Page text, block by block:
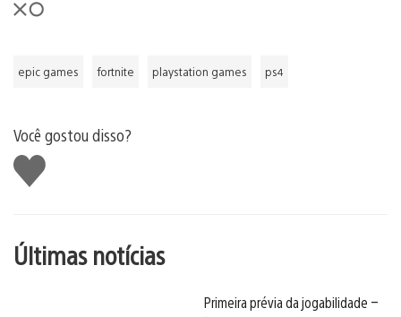
epic games fortnite playstation games ps4
Você gostou disso?
Curtir
Últimas notícias
Primeira prévia da jogabilidade –